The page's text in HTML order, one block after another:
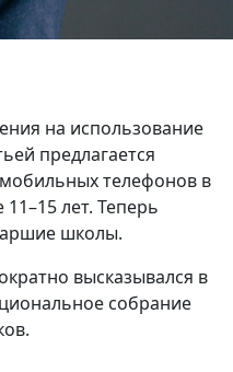
на использование
предлагается
телефонов в
лет. Теперь
школы.
высказывался в
собрание